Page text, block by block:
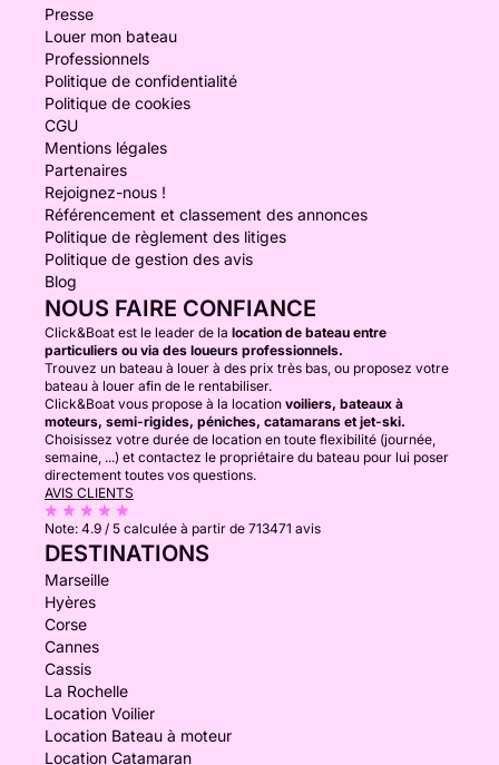
Presse
Louer mon bateau
Professionnels
Politique de confidentialité
Politique de cookies
CGU
Mentions légales
Partenaires
Rejoignez-nous !
Référencement et classement des annonces
Politique de règlement des litiges
Politique de gestion des avis
Blog
NOUS FAIRE CONFIANCE
Click&Boat est le leader de la location de bateau entre
particuliers ou via des loueurs professionnels.
Trouvez un bateau à louer à des prix très bas, ou proposez votre
bateau à louer afin de le rentabiliser.
Click&Boat vous propose à la location voiliers, bateaux à
moteurs, semi-rigides, péniches, catamarans et jet-ski.
Choisissez votre durée de location en toute flexibilité (journée,
semaine, ...) et contactez le propriétaire du bateau pour lui poser
directement toutes vos questions.
AVIS CLIENTS
Note: 4.9 / 5 calculée à partir de 713471 avis
DESTINATIONS
Marseille
Hyères
Corse
Cannes
Cassis
La Rochelle
Location Voilier
Location Bateau à moteur
Location Catamaran